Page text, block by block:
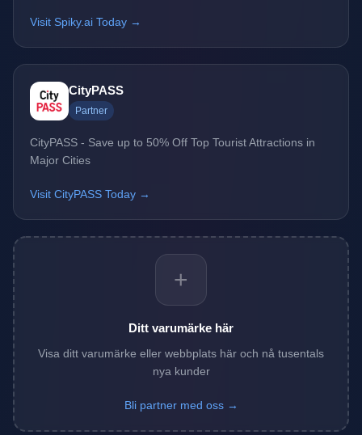
Visit Spiky.ai Today →
CityPASS
Partner
CityPASS - Save up to 50% Off Top Tourist Attractions in
Major Cities
Visit CityPASS Today →
+
Ditt varumärke här
Visa ditt varumärke eller webbplats här och nå tusentals
nya kunder
Bli partner med oss →